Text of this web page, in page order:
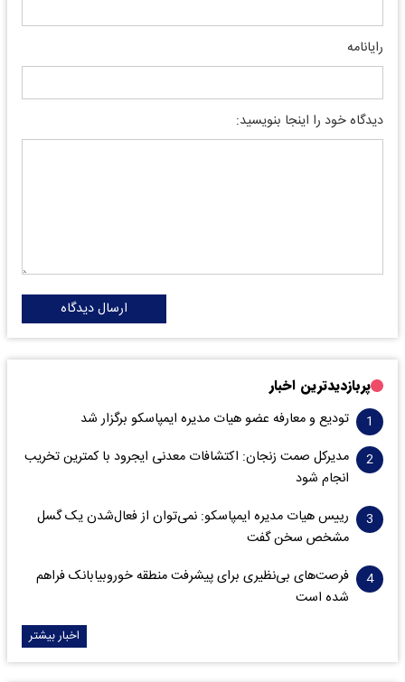
رایانامه
دیدگاه خود را اینجا بنویسید:
ارسال دیدگاه
پربازدیدترین اخبار
تودیع و معارفه عضو هیات مدیره ایمپاسکو برگزار شد
مدیرکل صمت زنجان: اکتشافات معدنی ایجرود با کمترین تخریب
انجام شود
رییس هیات مدیره ایمپاسکو: نمی‌توان از فعال‌شدن یک گسل
مشخص سخن گفت
فرصت‌های بی‌نظیری برای پیشرفت منطقه خوروبیابانک فراهم
شده است
اخبار بیشتر